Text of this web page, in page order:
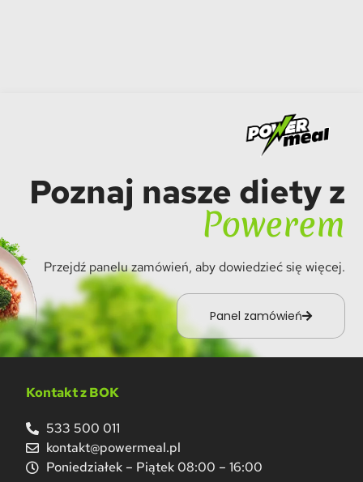
Poznaj nasze diety z
Powerem
Przejdź panelu zamówień, aby dowiedzieć się więcej.
Panel zamówień
Kontakt z BOK
533 500 011
kontakt@powermeal.pl
Poniedziałek – Piątek 08:00 – 16:00